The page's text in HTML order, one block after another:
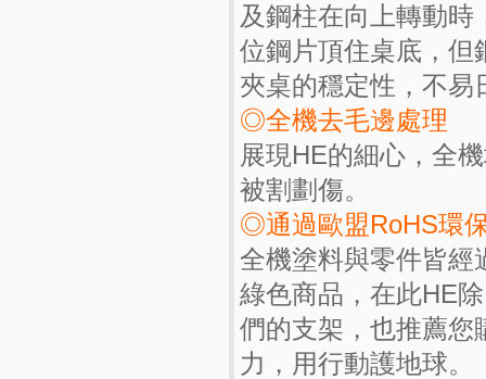
及鋼柱在向上轉動時
位鋼片頂住桌底，但
夾桌的穩定性，不易
◎全機去毛邊處理
展現HE的細心，全
被割劃傷。
◎通過歐盟RoHS環
全機塗料與零件皆經
綠色商品，在此HE
們的支架，也推薦您
力，用行動護地球。